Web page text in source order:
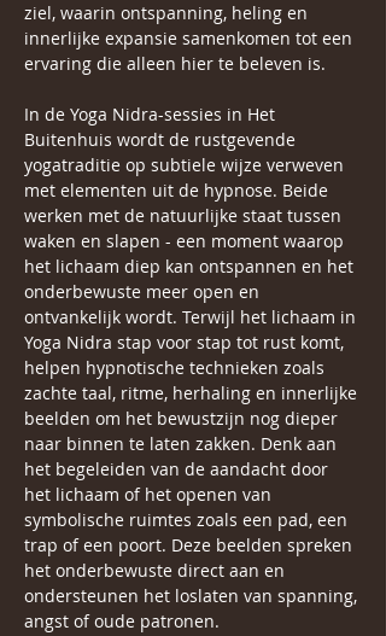
ziel, waarin ontspanning, heling en
innerlijke expansie samenkomen tot een
ervaring die alleen hier te beleven is.
In de Yoga Nidra-sessies in Het
Buitenhuis wordt de rustgevende
yogatraditie op subtiele wijze verweven
met elementen uit de hypnose. Beide
werken met de natuurlijke staat tussen
waken en slapen - een moment waarop
het lichaam diep kan ontspannen en het
onderbewuste meer open en
ontvankelijk wordt. Terwijl het lichaam in
Yoga Nidra stap voor stap tot rust komt,
helpen hypnotische technieken zoals
zachte taal, ritme, herhaling en innerlijke
beelden om het bewustzijn nog dieper
naar binnen te laten zakken. Denk aan
het begeleiden van de aandacht door
het lichaam of het openen van
symbolische ruimtes zoals een pad, een
trap of een poort. Deze beelden spreken
het onderbewuste direct aan en
ondersteunen het loslaten van spanning,
angst of oude patronen.